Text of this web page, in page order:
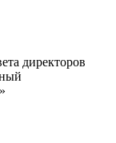
директоров